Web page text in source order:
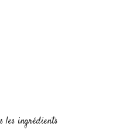
les ingrédients